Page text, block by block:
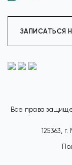
ЗАПИСАТЬСЯ
Все права
125363,